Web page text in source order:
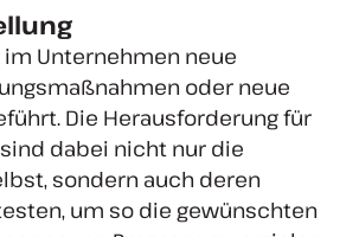
Unternehmen neue
oder neue
Die Herausforderung für
dabei nicht nur die
sondern auch deren
um so die gewünschten